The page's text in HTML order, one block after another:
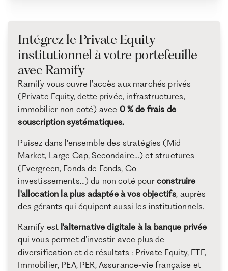
Intégrez le Private Equity
institutionnel à votre portefeuille
avec Ramify
Ramify vous ouvre l’accès aux marchés privés
(Private Equity, dette privée, infrastructures,
immobilier non coté) avec 0 % de frais de
souscription systématiques.
Puisez dans l'ensemble des stratégies (Mid
Market, Large Cap, Secondaire…) et structures
(Evergreen, Fonds de Fonds, Co-
investissements…) du non coté pour construire
l'allocation la plus adaptée à vos objectifs, auprès
des gérants qui équipent aussi les institutionnels.
Ramify est l'alternative digitale à la banque privée
qui vous permet d’investir avec plus de
diversification et de résultats : Private Equity, ETF,
Immobilier, PEA, PER, Assurance-vie française et